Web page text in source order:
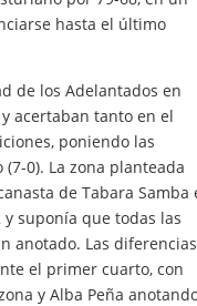
hasta el último
de los Adelantados en
acertaban tanto en el
poniendo las
0). La zona planteada
de Tabara Samba
suponía que todas las
anotado. Las diferencias
el primer cuarto, con
y Alba Peña